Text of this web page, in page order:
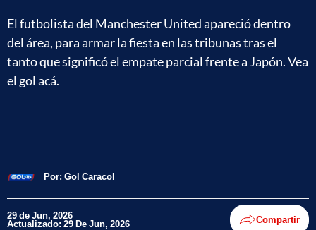
El futbolista del Manchester United apareció dentro
del área, para armar la fiesta en las tribunas tras el
tanto que significó el empate parcial frente a Japón. Vea
el gol acá.
Por: Gol Caracol
29 de Jun, 2026
Actualizado: 29 De Jun, 2026 Compartir